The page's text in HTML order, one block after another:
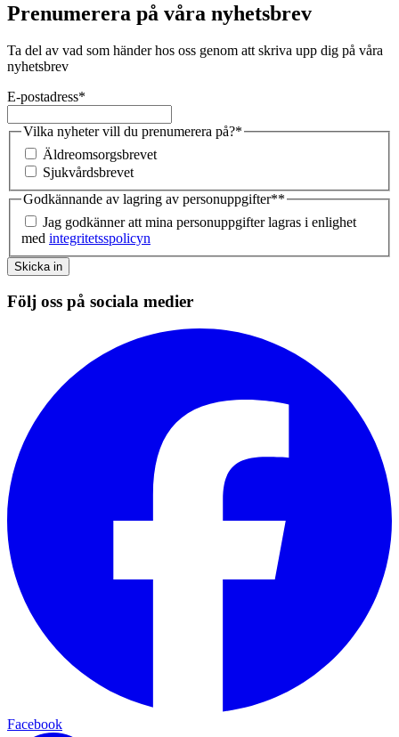
Prenumerera på våra nyhetsbrev
Ta del av vad som händer hos oss genom att skriva upp dig på våra
nyhetsbrev
E-postadress*
Vilka nyheter vill du prenumerera på?*
Äldreomsorgsbrevet
Sjukvårdsbrevet
Godkännande av lagring av personuppgifter**
Jag godkänner att mina personuppgifter lagras i enlighet
med integritetsspolicyn
Skicka in
Följ oss på sociala medier
Facebook